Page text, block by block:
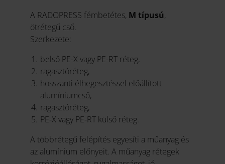
A RADOPRESS fémbetétes, M típusú,
ötrétegű cső.
Szerkezete:
belső PE-X vagy PE-RT réteg,
ragasztóréteg,
hosszanti élhegesztéssel előállított
alumíniumcső,
ragasztóréteg,
PE-X vagy PE-RT külső réteg.
A többrétegű felépítés egyesíti a műanyag és
az alumínium előnyeit. A műanyag rétegek